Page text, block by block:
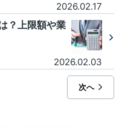
2026.02.17
？上限額や業
2026.02.03
次へ